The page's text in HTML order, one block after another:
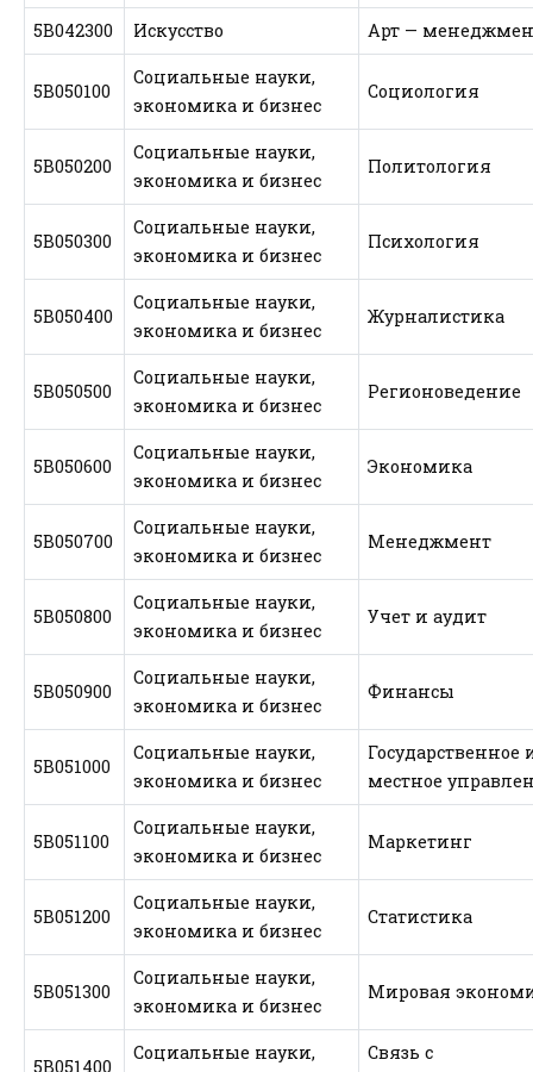
5В042300 Искусство Арт —
5В050100
Социальные науки,
экономика и бизнес
Социология
5В050200
Социальные науки,
экономика и бизнес
Политология
5В050300
Социальные науки,
экономика и бизнес
Психология
5В050400
Социальные науки,
экономика и бизнес
Журналистика
5В050500
Социальные науки,
экономика и бизнес
Регионоведение
5В050600
Социальные науки,
экономика и бизнес
Экономика
5В050700
Социальные науки,
экономика и бизнес
Менеджмент
5В050800
Социальные науки,
экономика и бизнес
Учет и аудит
5В050900
Социальные науки,
экономика и бизнес
Финансы
5В051000
Социальные науки,
экономика и бизнес
Государственное
местное
5В051100
Социальные науки,
экономика и бизнес
Маркетинг
5В051200
Социальные науки,
экономика и бизнес
Статистика
5В051300
Социальные науки,
экономика и бизнес
Мировая
5В051400
Социальные науки,
Связь с